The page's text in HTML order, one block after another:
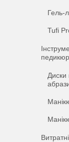
Гель-
Tufi
Диски